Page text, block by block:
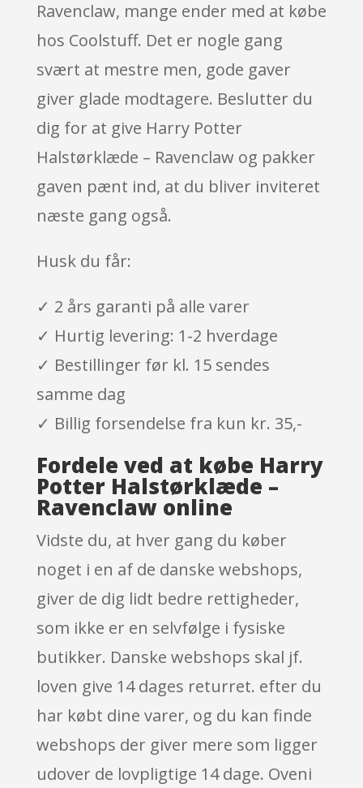
Ravenclaw, mange ender med at købe
hos Coolstuff. Det er nogle gang
svært at mestre men, gode gaver
giver glade modtagere. Beslutter du
dig for at give Harry Potter
Halstørklæde – Ravenclaw og pakker
gaven pænt ind, at du bliver inviteret
næste gang også.
Husk du får:
✓ 2 års garanti på alle varer
✓ Hurtig levering: 1-2 hverdage
✓ Bestillinger før kl. 15 sendes
samme dag
✓ Billig forsendelse fra kun kr. 35,-
Fordele ved at købe Harry
Potter Halstørklæde –
Ravenclaw online
Vidste du, at hver gang du køber
noget i en af de danske webshops,
giver de dig lidt bedre rettigheder,
som ikke er en selvfølge i fysiske
butikker. Danske webshops skal jf.
loven give 14 dages returret. efter du
har købt dine varer, og du kan finde
webshops der giver mere som ligger
udover de lovpligtige 14 dage. Oveni